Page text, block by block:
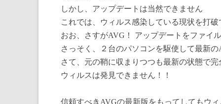
しかし、アップデートは当然できません
これでは、ウィルス感染している現状を打
おお、さすがAVG！ アップデートをファイ
さっそく、２台のパソコンを駆使して最新の
さて、元の鞘に収まりつつも最新の状態で
ウィルスは発見できません！！
信頼すべきAVGの最新版をもってしてもウ